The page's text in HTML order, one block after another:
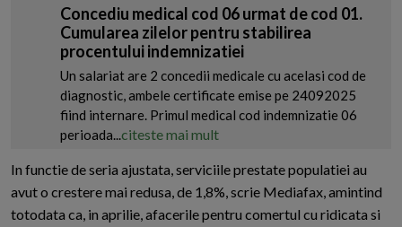
Concediu medical cod 06 urmat de cod 01.
Cumularea zilelor pentru stabilirea
procentului indemnizatiei
Un salariat are 2 concedii medicale cu acelasi cod de
diagnostic, ambele certificate emise pe 24092025
fiind internare. Primul medical cod indemnizatie 06
perioada...citeste mai mult
In functie de seria ajustata, serviciile prestate populatiei au
avut o crestere mai redusa, de 1,8%, scrie Mediafax, amintind
totodata ca, in aprilie, afacerile pentru comertul cu ridicata si